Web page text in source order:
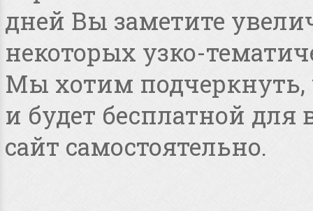
дней Вы заметите
некоторых узко-
Мы хотим подчеркнуть,
и будет бесплатной
сайт самостоятельно.